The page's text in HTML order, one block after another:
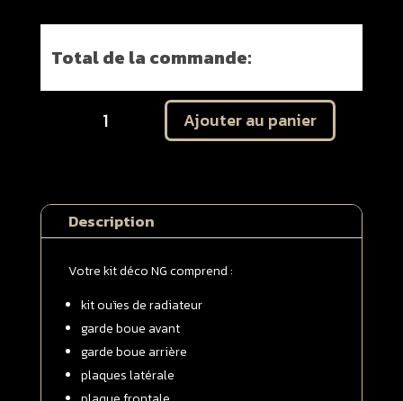
Total de la commande:
KTM
50
2024
>
2027
|
RIDE
Séries
Ajouter au panier
Description
Votre kit déco NG comprend :
kit ouïes de radiateur
garde boue avant
garde boue arrière
plaques latérale